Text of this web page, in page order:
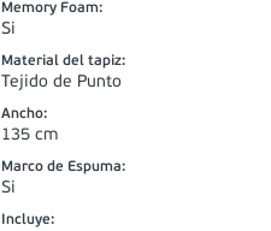
Memory Foam:
Si
Material del tapiz:
Tejido de Punto
Ancho:
135 cm
Marco de Espuma:
Si
Incluye: